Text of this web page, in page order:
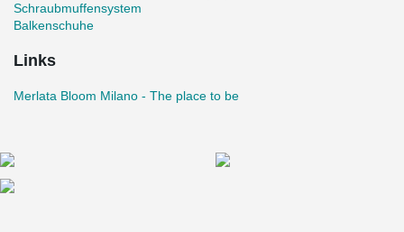
Schraubmuffensystem
Balkenschuhe
Links
Merlata Bloom Milano - The place to be